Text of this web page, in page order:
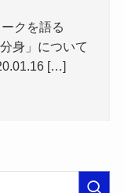
クを語る
身」について
[…]